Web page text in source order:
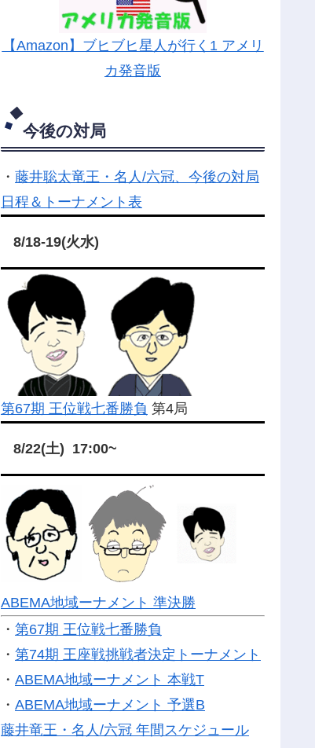
【Amazon】ブヒブヒ星人が行く1 アメリ
カ発音版
今後の対局
・ 藤井聡太竜王・名人/六冠、今後の対局
日程＆トーナメント表
8/18-19(火水)
第67期 王位戦七番勝負 第4局
8/22(土) 17:00~
ABEMA地域ーナメント 準決勝
・ 第67期 王位戦七番勝負
・ 第74期 王座戦挑戦者決定トーナメント
・ ABEMA地域ーナメント 本戦T
・ ABEMA地域ーナメント 予選B
藤井竜王・名人/六冠 年間スケジュール